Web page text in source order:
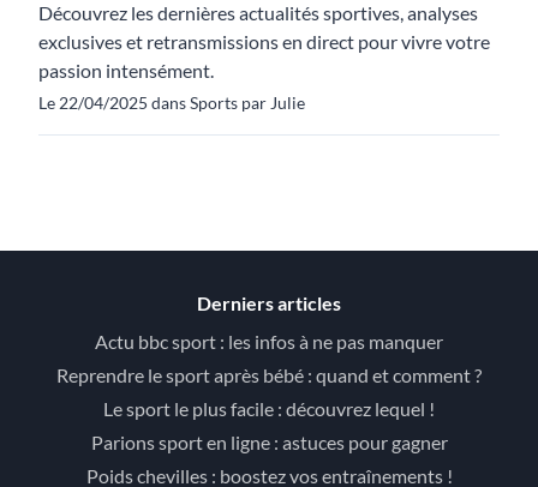
Découvrez les dernières actualités sportives, analyses
exclusives et retransmissions en direct pour vivre votre
passion intensément.
Le 22/04/2025 dans Sports par Julie
Derniers articles
Actu bbc sport : les infos à ne pas manquer
Reprendre le sport après bébé : quand et comment ?
Le sport le plus facile : découvrez lequel !
Parions sport en ligne : astuces pour gagner
Poids chevilles : boostez vos entraînements !